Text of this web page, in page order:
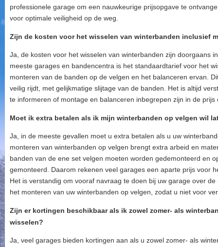
professionele garage om een nauwkeurige prijsopgave te
voor optimale veiligheid op de weg.
Zijn de kosten voor het wisselen van winterbanden inclusief
Ja, de kosten voor het wisselen van winterbanden zijn doorgaans
meeste garages en bandencentra is het standaardtarief voor het
monteren van de banden op de velgen en het balanceren ervan.
veilig rijdt, met gelijkmatige slijtage van de banden. Het is altijd
te informeren of montage en balanceren inbegrepen zijn in de
Moet ik extra betalen als ik mijn winterbanden op velgen wil
Ja, in de meeste gevallen moet u extra betalen als u uw
monteren van winterbanden op velgen brengt extra arbeid en
banden van de ene set velgen moeten worden gedemonteerd en
gemonteerd. Daarom rekenen veel garages een aparte prijs voor
Het is verstandig om vooraf navraag te doen bij uw garage over
het monteren van uw winterbanden op velgen, zodat u niet voor
Zijn er kortingen beschikbaar als ik zowel zomer- als
wisselen?
Ja, veel garages bieden kortingen aan als u zowel zomer- als